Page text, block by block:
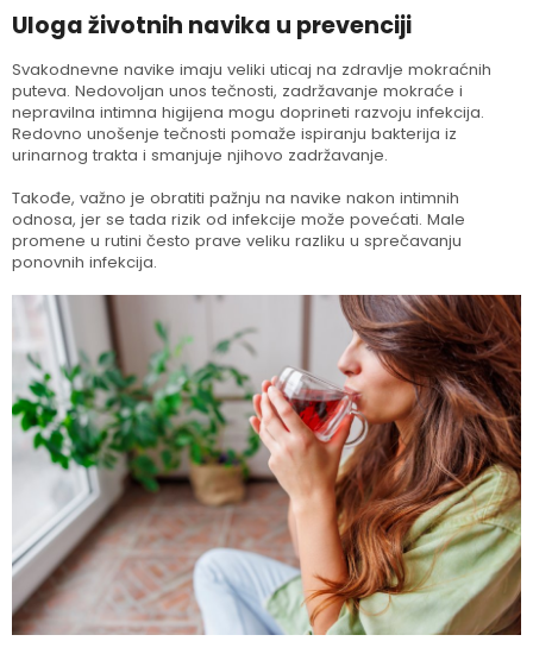
Uloga životnih navika u prevenciji
Svakodnevne navike imaju veliki uticaj na zdravlje mokraćnih
puteva. Nedovoljan unos tečnosti, zadržavanje mokraće i
nepravilna intimna higijena mogu doprineti razvoju infekcija.
Redovno unošenje tečnosti pomaže ispiranju bakterija iz
urinarnog trakta i smanjuje njihovo zadržavanje.
Takođe, važno je obratiti pažnju na navike nakon intimnih
odnosa, jer se tada rizik od infekcije može povećati. Male
promene u rutini često prave veliku razliku u sprečavanju
ponovnih infekcija.